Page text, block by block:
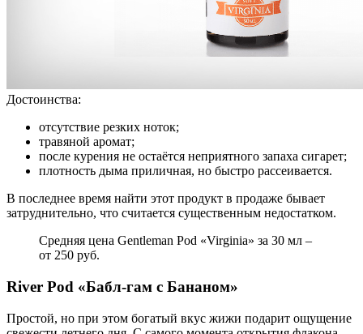
Достоинства:
отсутствие резких ноток;
травяной аромат;
после курения не остаётся неприятного запаха сигарет;
плотность дыма приличная, но быстро рассеивается.
В последнее время найти этот продукт в продаже бывает
затруднительно, что считается существенным недостатком.
Средняя цена Gentleman Pod «Virginia» за 30 мл –
от 250 руб.
River Pod «Бабл-гам с Бананом»
Простой, но при этом богатый вкус жижи подарит ощущение